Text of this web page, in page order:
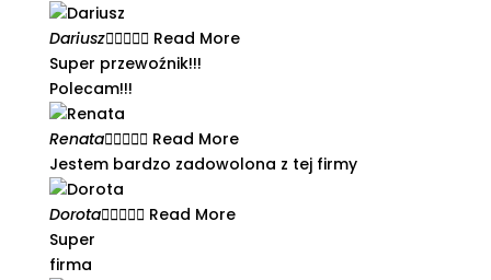
Dariusz Read More
Super przewoźnik!!!
Polecam!!!
Renata Read More
Jestem bardzo zadowolona z tej firmy​
Dorota Read More
Super
firma